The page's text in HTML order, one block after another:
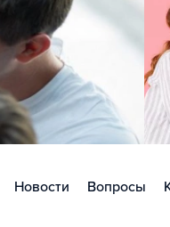
Новости Вопросы